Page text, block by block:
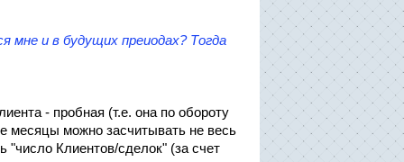
мне и в будущих преиодах? Тогда
- пробная (т.е. она по обороту
месяцы можно засчитывать не весь
"число Клиентов/сделок" (за счет